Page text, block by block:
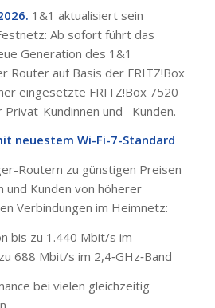
1&1 aktualisiert sein
Ab sofort führt das
Generation des 1&1
Router auf Basis der FRITZ!Box
eingesetzte FRITZ!Box 7520
Kundinnen und –Kunden.
neuestem Wi-Fi-7-Standard
Routern zu günstigen Preisen
und Kunden von höherer
Verbindungen im Heimnetz:
bis zu 1.440 Mbit/s im
688 Mbit/s im 2,4‑GHz‑Band
bei vielen gleichzeitig